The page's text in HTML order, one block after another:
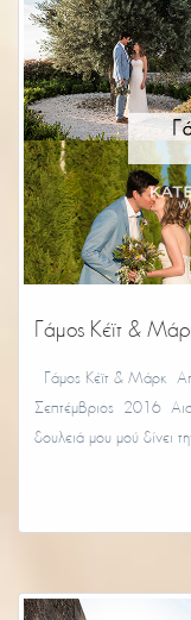
Γάμος Κέϊτ &
Γάμος Κέϊτ & Μάρκ
Σεπτέμβριος 2016
δουλειά μου μού δίνει